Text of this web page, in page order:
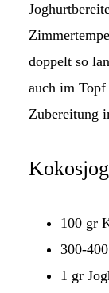
doppelt so
auch im
Zubereitung
100 gr
300-
1 gr